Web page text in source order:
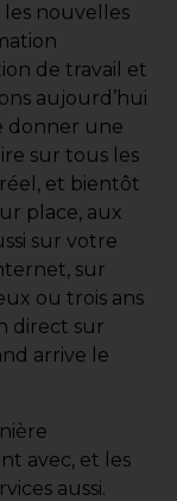
les nouvelles
de travail et
aujourd’hui
donner une
sur tous les
et bientôt
place, aux
sur votre
sur
ou trois ans
direct sur
arrive le
avec, et les
aussi.